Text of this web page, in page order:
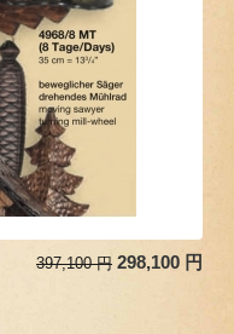
397,100 円 298,100 円